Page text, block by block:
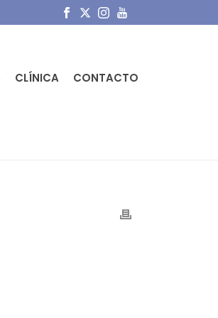
CLÍNICA CONTACTO